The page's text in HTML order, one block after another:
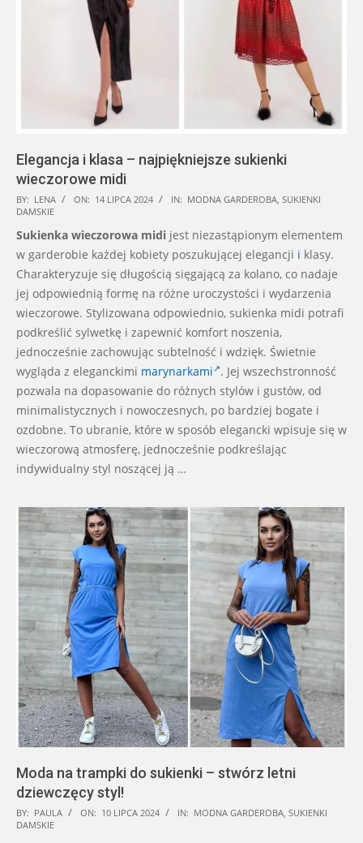
Elegancja i klasa – najpiękniejsze sukienki
wieczorowe midi
2024-
07-
14
BY: LENA ON: 14 LIPCA 2024 IN: MODNA GARDEROBA, SUKIENKI
DAMSKIE
Sukienka wieczorowa midi jest niezastąpionym elementem
w garderobie każdej kobiety poszukującej elegancji i klasy.
Charakteryzuje się długością sięgającą za kolano, co nadaje
jej odpowiednią formę na różne uroczystości i wydarzenia
wieczorowe. Stylizowana odpowiednio, sukienka midi potrafi
podkreślić sylwetkę i zapewnić komfort noszenia,
jednocześnie zachowując subtelność i wdzięk. Świetnie
wygląda z eleganckimi marynarkami . Jej wszechstronność
pozwala na dopasowanie do różnych stylów i gustów, od
minimalistycznych i nowoczesnych, po bardziej bogate i
ozdobne. To ubranie, które w sposób elegancki wpisuje się w
wieczorową atmosferę, jednocześnie podkreślając
indywidualny styl noszącej ją …
Moda na trampki do sukienki – stwórz letni
dziewczęcy styl!
2024-
07-
BY: PAULA ON: 10 LIPCA 2024 IN: MODNA GARDEROBA SUKIENKI
DAMSKIE